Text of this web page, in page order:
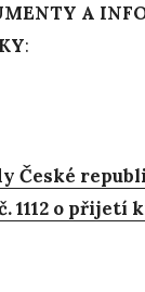
A
:
České
1112 o přijetí